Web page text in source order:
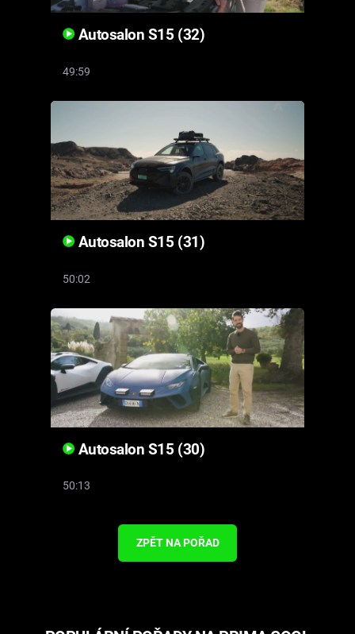
Autosalon S15 (32)
49:59
Autosalon S15 (31)
50:02
Autosalon S15 (30)
50:13
ZPĚT NA POŘAD